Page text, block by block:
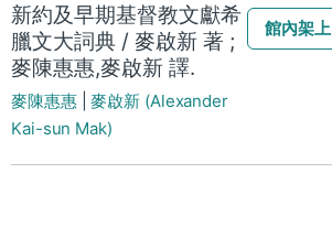
新約及早期基督教文獻希
臘文大詞典 / 麥啟新 著 ;
麥陳惠惠,麥啟新 譯.
麥陳惠惠|麥啟新 (Alexander
Kai-sun Mak)
館內架上